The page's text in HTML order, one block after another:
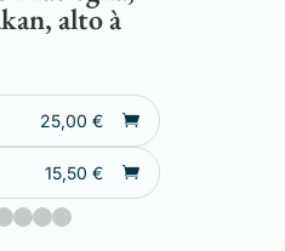
alto à
25,00 €
15,50 €